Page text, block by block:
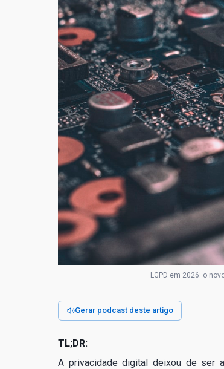
LGPD em 2026: o
Gerar podcast deste artigo
TL;DR:
A privacidade digital deixou de ser